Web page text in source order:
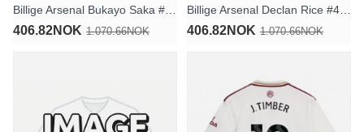
406.82NOK 1.070.66NOK 406.82NOK 1.070.66NOK